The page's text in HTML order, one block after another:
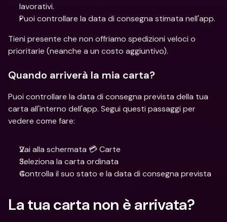
lavorativi.
Puoi controllare la data di consegna stimata nell'app.
Tieni presente che non offriamo spedizioni veloci o
prioritarie (neanche a un costo aggiuntivo).
Quando arriverà la mia carta?
Puoi controllare la data di consegna prevista della tua
carta all'interno dell'app. Segui questi passaggi per
vedere come fare:
Vai alla schermata 💳 Carte
Seleziona la carta ordinata
Controlla il suo stato e la data di consegna prevista
La tua carta non è arrivata?